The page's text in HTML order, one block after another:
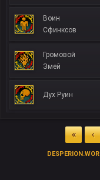
Воин
Сфинксов
Громовой
Змей
Дух Руин